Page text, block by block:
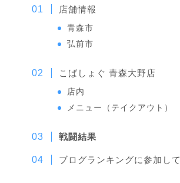
店舗情報
青森市
弘前市
こばしょぐ 青森大野店
店内
メニュー（テイクアウト）
戦闘結果
ブログランキングに参加し